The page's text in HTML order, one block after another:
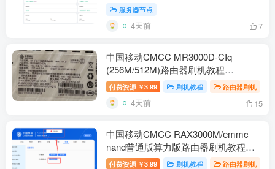
服务器节点
4天前 7
中国移动CMCC MR3000D-CIq
(256M/512M)路由器刷机教程
openwrt+恢复原厂
付费资源 ￥3.99 刷机教程 路由器刷机
4天前 15
中国移动CMCC RAX3000M/emmc
nand普通版算力版路由器刷机教程
openwrt+恢复原厂
付费资源 ￥3.99 刷机教程 路由器刷机